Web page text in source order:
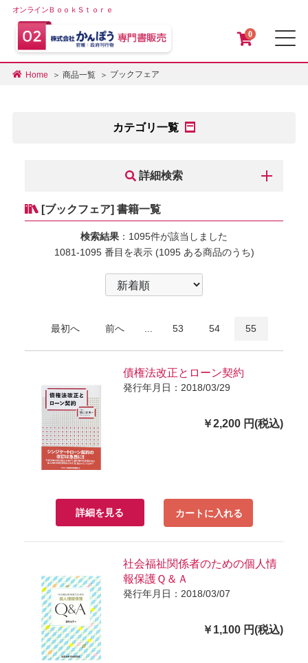
オンラインＢｏｏｋＳｔｏｒｅ
0
Home 商品一覧 ブックフェア
カテゴリ一覧
詳細検索
[ブックフェア] 書籍一覧
検索結果 ：1095件が該当しました
1081-1095 番目を表示 (1095 ある商品のうち)
最初へ 前へ 53 54 55
債権法改正とローン契約
発行年月日：2018/03/29
￥2,200 円(税込)
詳細を見る カートに入れる
社会福祉関係者のための個人情
報保護Ｑ＆Ａ
発行年月日：2018/03/07
￥1,100 円(税込)